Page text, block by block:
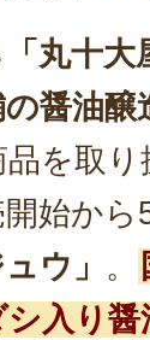
「丸十大
醤油醸
を取
始か
ウ」 。
入り